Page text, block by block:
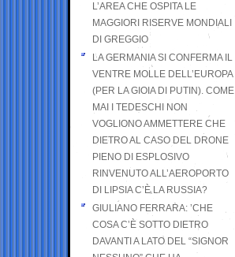
L’AREA CHE OSPITA LE
MAGGIORI RISERVE MONDIALI
DI GREGGIO
LA GERMANIA SI CONFERMA IL
VENTRE MOLLE DELL’EUROPA
(PER LA GIOIA DI PUTIN). COME
MAI I TEDESCHI NON
VOGLIONO AMMETTERE CHE
DIETRO AL CASO DEL DRONE
PIENO DI ESPLOSIVO
RINVENUTO ALL’AEROPORTO
DI LIPSIA C’È LA RUSSIA?
GIULIANO FERRARA: ’CHE
COSA C’È SOTTO DIETRO
DAVANTI A LATO DEL “SIGNOR